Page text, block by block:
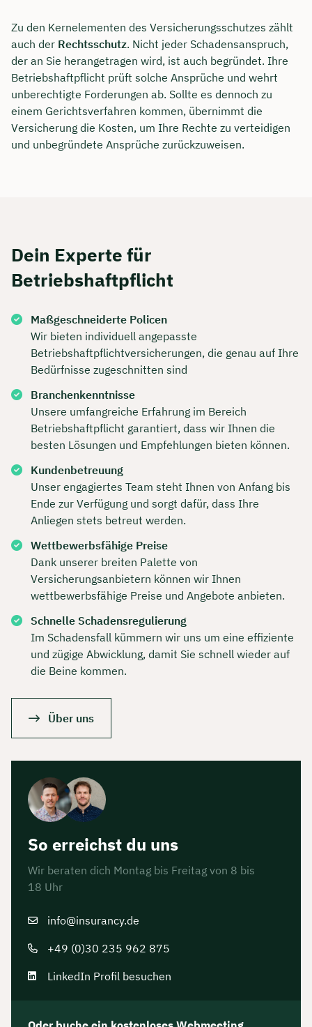
Zu den Kernelementen des Versicherungsschutzes zählt
auch der Rechtsschutz. Nicht jeder Schadensanspruch,
der an Sie herangetragen wird, ist auch begründet. Ihre
Betriebshaftpflicht prüft solche Ansprüche und wehrt
unberechtigte Forderungen ab. Sollte es dennoch zu
einem Gerichtsverfahren kommen, übernimmt die
Versicherung die Kosten, um Ihre Rechte zu verteidigen
und unbegründete Ansprüche zurückzuweisen.
Dein Experte für
Betriebshaftpflicht
Maßgeschneiderte Policen
Wir bieten individuell angepasste
Betriebshaftpflichtversicherungen, die genau auf Ihre
Bedürfnisse zugeschnitten sind
Branchenkenntnisse
Unsere umfangreiche Erfahrung im Bereich
Betriebshaftpflicht garantiert, dass wir Ihnen die
besten Lösungen und Empfehlungen bieten können.
Kundenbetreuung
Unser engagiertes Team steht Ihnen von Anfang bis
Ende zur Verfügung und sorgt dafür, dass Ihre
Anliegen stets betreut werden.
Wettbewerbsfähige Preise
Dank unserer breiten Palette von
Versicherungsanbietern können wir Ihnen
wettbewerbsfähige Preise und Angebote anbieten.
Schnelle Schadensregulierung
Im Schadensfall kümmern wir uns um eine effiziente
und zügige Abwicklung, damit Sie schnell wieder auf
die Beine kommen.
Über uns
So erreichst du uns
Wir beraten dich Montag bis Freitag von 8 bis
18 Uhr
info@insurancy.de
+49 (0)30 235 962 875
LinkedIn Profil besuchen
Beratungsgespräch mit
Tobias Niendieck sichern 🤝